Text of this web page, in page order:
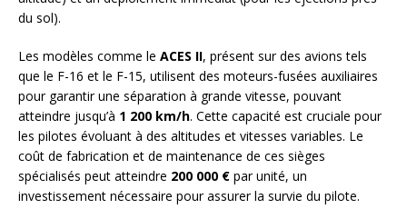
du sol).
Les modèles comme le ACES II, présent sur des avions tels
que le F-16 et le F-15, utilisent des moteurs-fusées auxiliaires
pour garantir une séparation à grande vitesse, pouvant
atteindre jusqu’à 1 200 km/h. Cette capacité est cruciale pour
les pilotes évoluant à des altitudes et vitesses variables. Le
coût de fabrication et de maintenance de ces sièges
spécialisés peut atteindre 200 000 € par unité, un
investissement nécessaire pour assurer la survie du pilote.